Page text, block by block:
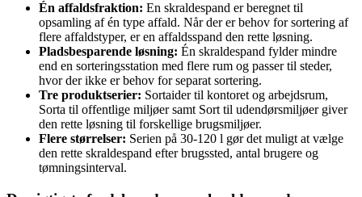
Én affaldsfraktion: En skraldespand er beregnet til
opsamling af én type affald. Når der er behov for sortering af
flere affaldstyper, er en affaldsspand den rette løsning.
Pladsbesparende løsning: Én skraldespand fylder mindre
end en sorteringsstation med flere rum og passer til steder,
hvor der ikke er behov for separat sortering.
Tre produktserier: Sortaider til kontoret og arbejdsrum,
Sorta til offentlige miljøer samt Sort til udendørsmiljøer giver
den rette løsning til forskellige brugsmiljøer.
Flere størrelser: Serien på 30-120 l gør det muligt at vælge
den rette skraldespand efter brugssted, antal brugere og
tømningsinterval.